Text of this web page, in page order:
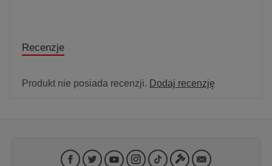
Recenzje
Produkt nie posiada recenzji. Dodaj recenzję